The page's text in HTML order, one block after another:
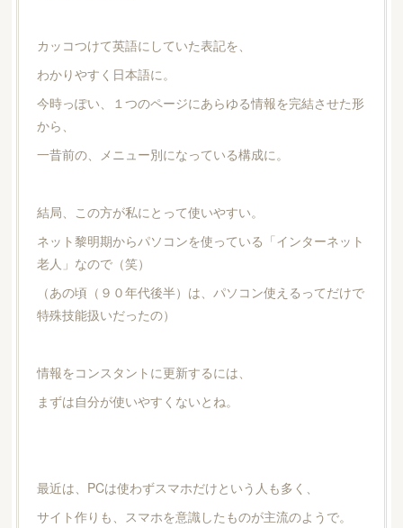
カッコつけて英語にしていた表記を、
わかりやすく日本語に。
今時っぽい、１つのページにあらゆる情報を完結させた形
から、
一昔前の、メニュー別になっている構成に。
結局、この方が私にとって使いやすい。
ネット黎明期からパソコンを使っている「インターネット
老人」なので（笑）
（あの頃（９０年代後半）は、パソコン使えるってだけで
特殊技能扱いだったの）
情報をコンスタントに更新するには、
まずは自分が使いやすくないとね。
最近は、PCは使わずスマホだけという人も多く、
サイト作りも、スマホを意識したものが主流のようで。